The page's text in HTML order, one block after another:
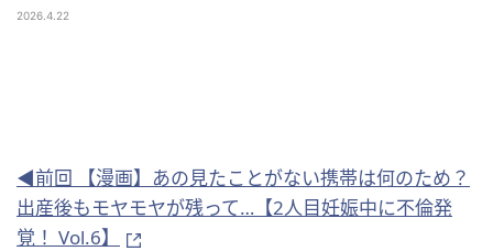
2026.4.22
◀前回 【漫画】あの見たことがない携帯は何のため？
出産後もモヤモヤが残って…【2人目妊娠中に不倫発
覚！ Vol.6】